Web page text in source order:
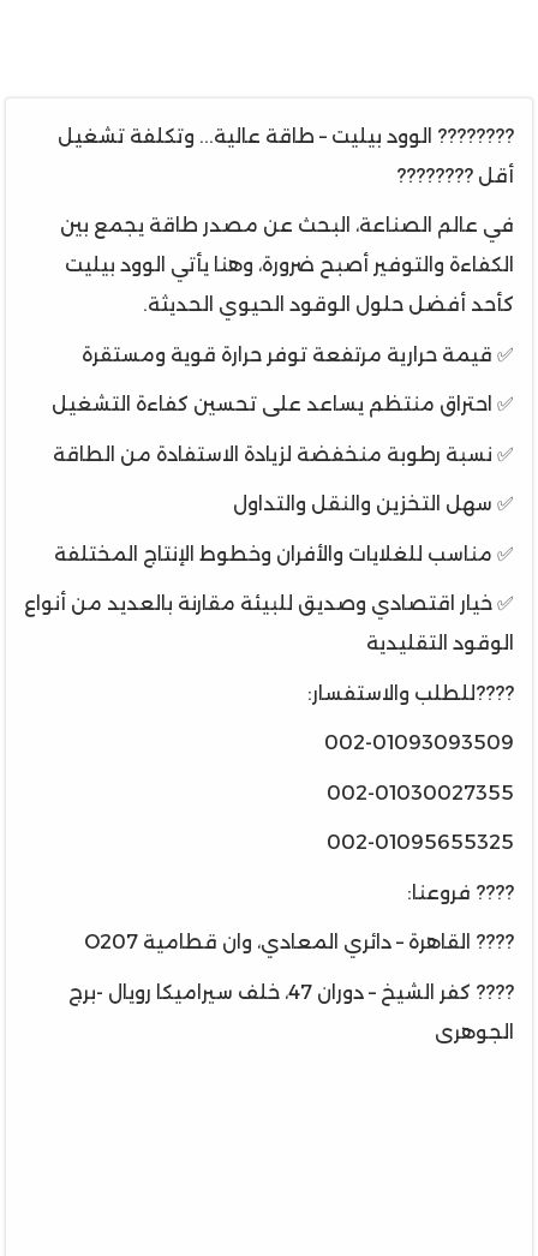
???????? الوود بيليت – طاقة عالية... وتكلفة تشغيل
أقل ????????
في عالم الصناعة، البحث عن مصدر طاقة يجمع بين
الكفاءة والتوفير أصبح ضرورة، وهنا يأتي الوود بيليت
كأحد أفضل حلول الوقود الحيوي الحديثة.
✅ قيمة حرارية مرتفعة توفر حرارة قوية ومستقرة
✅ احتراق منتظم يساعد على تحسين كفاءة التشغيل
✅ نسبة رطوبة منخفضة لزيادة الاستفادة من الطاقة
✅ سهل التخزين والنقل والتداول
✅ مناسب للغلايات والأفران وخطوط الإنتاج المختلفة
✅ خيار اقتصادي وصديق للبيئة مقارنة بالعديد من أنواع
الوقود التقليدية
????للطلب والاستفسار:
002-01093093509
002-01030027355
002-01095655325
???? فروعنا:
???? القاهرة – دائري المعادي، وان قطامية O207
???? كفر الشيخ – دوران 47، خلف سيراميكا رويال -برج
الجوهرى